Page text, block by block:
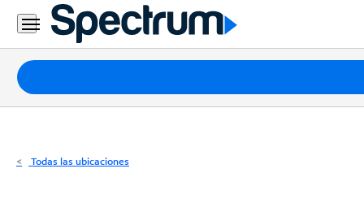
Residencial
Business
Paquetes
Internet
Todas las ubicaciones